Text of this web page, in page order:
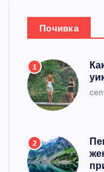
Почивка
1
2